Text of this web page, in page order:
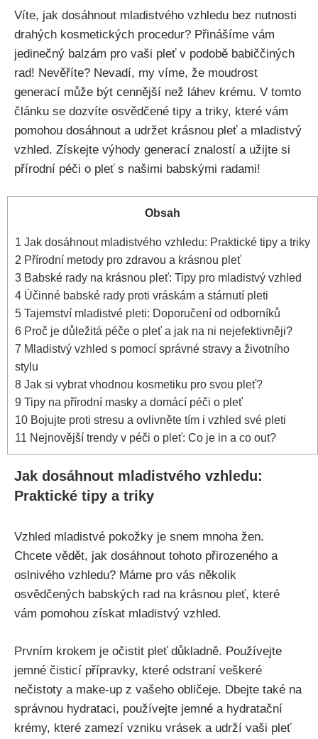
Víte, jak dosáhnout mladistvého⁤ vzhledu bez nutnosti​
drahých kosmetických procedur? Přinášíme vám
jedinečný balzám pro‌ vaši pleť v podobě babiččiných ​
rad! ​Nevěříte? Nevadí, my víme,‍ že moudrost
generací může být cennější než láhev ‍krému.‌ V tomto
článku se dozvíte osvědčené tipy a triky, ⁢které vám‌
pomohou dosáhnout a udržet krásnou⁣ pleť⁤ a mladistvý
vzhled. Získejte výhody generací znalostí a užijte si
přírodní ⁢péči o pleť ‍s našimi babskými⁤ radami!
Obsah
1 Jak dosáhnout mladistvého vzhledu: ⁤Praktické tipy a triky
2 Přírodní‌ metody⁤ pro zdravou‍ a krásnou pleť
3 Babské rady na krásnou pleť: ⁤Tipy pro ​mladistvý vzhled
4 Účinné babské rady proti vráskám a stárnutí pleti
5 Tajemství mladistvé pleti: Doporučení od odborníků
6 Proč je důležitá péče o pleť a jak na ni⁢ nejefektivněji?
7 Mladistvý vzhled s pomocí ‍správné​ stravy⁣ a ⁣životního
stylu
8 Jak si vybrat vhodnou kosmetiku pro svou pleť?
9 Tipy na přírodní​ masky a domácí péči ⁢o pleť
10 Bojujte⁤ proti stresu a ovlivněte ‌tím i vzhled své pleti
11 Nejnovější⁤ trendy v‌ péči o pleť: Co⁣ je in a co out?
Jak dosáhnout mladistvého vzhledu:
⁤Praktické tipy a triky
Vzhled mladistvé pokožky je snem mnoha žen.
Chcete vědět, jak dosáhnout tohoto přirozeného a
oslnivého vzhledu? Máme pro vás několik
osvědčených⁢ babských​ rad na krásnou‍ pleť, které
vám pomohou získat mladistvý vzhled.
Prvním krokem je očistit pleť‌ důkladně. Používejte
jemné‌ čisticí přípravky, které odstraní‌ veškeré
nečistoty a make-up z vašeho obličeje.⁢ Dbejte také‍ na
správnou hydrataci, ⁢používejte jemné a hydratační
krémy,⁢ které zamezí vzniku vrásek ⁣a‍ udrží vaši pleť